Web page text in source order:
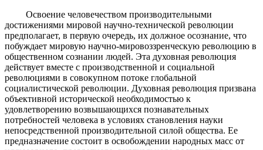
Освоение человечеством производительными
достижениями мировой научно-технической революции
предполагает, в первую очередь, их должное осознание, что
побуждает мировую научно-мировоззренческую революцию в
общественном сознании людей. Эта духовная революция
действует вместе с производственной и социальной
революциями в совокупном потоке глобальной
социалистической революции. Духовная революция призвана
объективной исторической необходимостью к
удовлетворению возвышающихся познавательных
потребностей человека в условиях становления науки
непосредственной производительной силой общества. Ее
предназначение состоит в освобождении народных масс от